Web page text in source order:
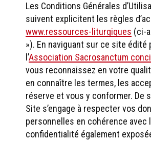
Les Conditions Générales
suivent explicitent les règles
www.ressources-liturgiques (ci-
»). En naviguant sur ce site édité
l’Association Sacrosanctum
vous reconnaissez en votre
en connaître les termes, les
réserve et vous y conformer. De
Site s’engage à respecter vos
personnelles en cohérence avec
confidentialité également